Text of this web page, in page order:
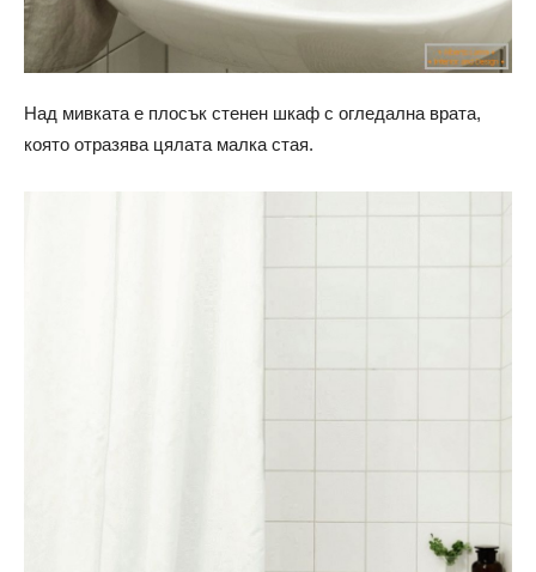
Над мивката е плосък стенен шкаф с огледална врата,
която отразява цялата малка стая.